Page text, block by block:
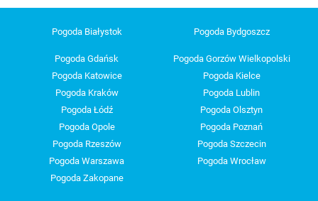
Pogoda Białystok Pogoda Bydgoszcz
Pogoda Gdańsk
Pogoda Gorzów Wielkopolski
Pogoda Katowice
Pogoda Kielce
Pogoda Kraków
Pogoda Lublin
Pogoda Łódź
Pogoda Olsztyn
Pogoda Opole
Pogoda Poznań
Pogoda Rzeszów
Pogoda Szczecin
Pogoda Warszawa
Pogoda Wrocław
Pogoda Zakopane